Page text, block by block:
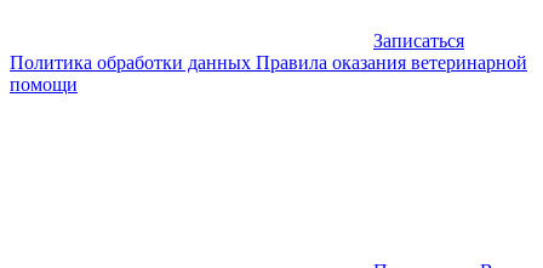
Записаться
Политика обработки данных Правила оказания ветеринарной
помощи